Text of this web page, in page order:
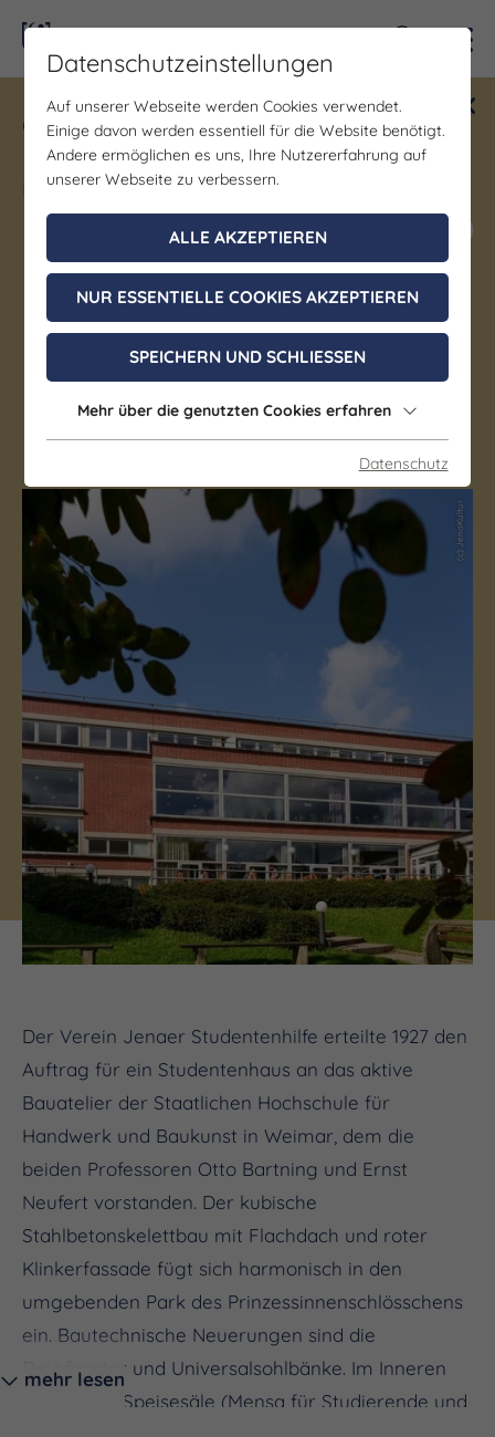
Gewinne ein Blind Date mit Saale-
Unstrut! Teilnahme vom 1.7. - 18.12.
möglich.
Jetzt mitmachen
Studentenhaus am
Philosophenweg
Jena
(c) JenaKultur
Der Verein Jenaer Studentenhilfe erteilte 1927 den
Auftrag für ein Studentenhaus an das aktive
Bauatelier der Staatlichen Hochschule für
Handwerk und Baukunst in Weimar, dem die
beiden Professoren Otto Bartning und Ernst
Neufert vorstanden. Der kubische
Stahlbetonskelettbau mit Flachdach und roter
Klinkerfassade fügt sich harmonisch in den
umgebenden Park des Prinzessinnenschlösschens
ein. Bautechnische Neuerungen sind die
Drehfenster und Universalsohlbänke. Im Inneren
finden sich Speisesäle (Mensa für Studierende und
mehr lesen
Datenschutzeinstellungen
Auf unserer Webseite werden Cookies verwendet.
Einige davon werden essentiell für die Website benötigt.
Andere ermöglichen es uns, Ihre Nutzererfahrung auf
unserer Webseite zu verbessern.
ALLE AKZEPTIEREN
NUR ESSENTIELLE COOKIES AKZEPTIEREN
SPEICHERN UND SCHLIESSEN
Mehr über die genutzten Cookies erfahren
Datenschutz